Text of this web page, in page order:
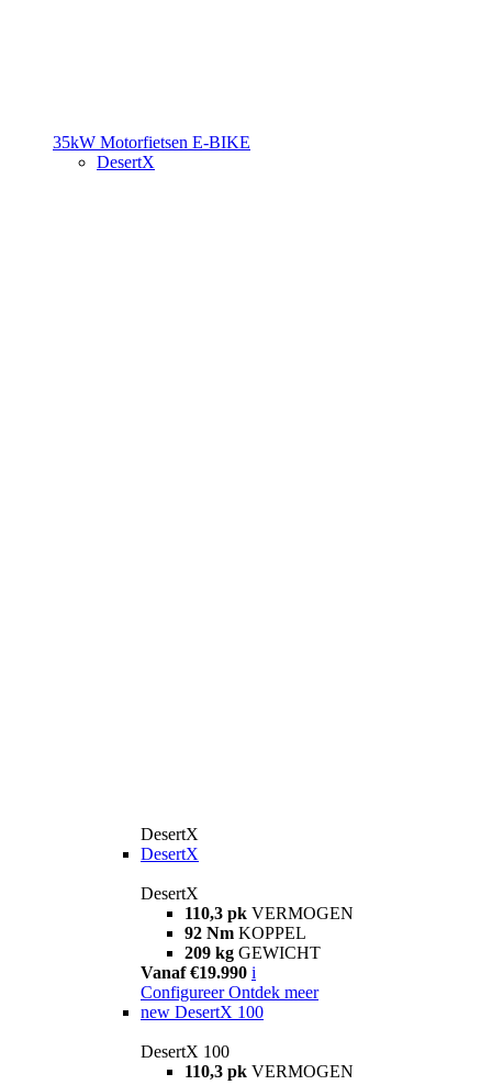
35kW Motorfietsen E-BIKE
DesertX
DesertX
DesertX
DesertX
110,3 pk VERMOGEN
92 Nm KOPPEL
209 kg GEWICHT
Vanaf €19.990 i
Configureer Ontdek meer
new DesertX 100
DesertX 100
110,3 pk VERMOGEN